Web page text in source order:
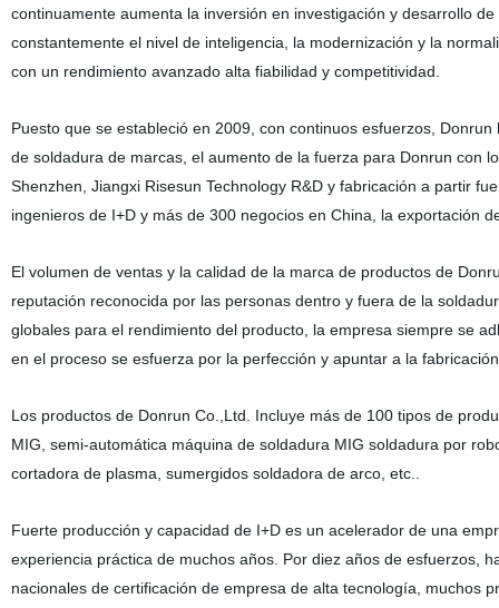
continuamente aumenta la inversión en investigación y desarrollo
constantemente el nivel de inteligencia, la modernización y la
con un rendimiento avanzado alta fiabilidad y competitividad.
Puesto queseestableció en 2009, con continuos esfuerzos,
de soldadura de marcas, el aumento de la fuerza para Donrun con
Shenzhen, Jiangxi Risesun Technology R&D y fabricación a partir
ingenieros de I+D y más de 300 negocios en China, la exportación
El volumen de ventas y la calidad de la marca de productos de
reputación reconocida por las personas dentro y fuera de la
globales para el rendimiento del producto, la empresa siempre se
en el proceso se esfuerza por la perfección y apuntar a la
Los productos de Donrun Co.,Ltd. Incluye más de 100 tipos de
MIG, semi-automática máquina de soldadura MIG soldadura por
cortadora de plasma, sumergidos soldadora de arco, etc..
Fuerte producción y capacidad de I+D es un acelerador de una
experiencia práctica de muchos años. Por diez años de esfuerzos,
nacionales de certificación de empresa de alta tecnología, muchos